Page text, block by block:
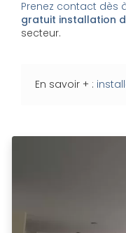
Prenez contact dès
gratuit installation
secteur.
En savoir + :